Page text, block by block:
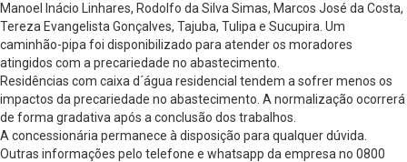
Manoel Inácio Linhares, Rodolfo da Silva Simas, Marcos José da Costa,
Tereza Evangelista Gonçalves, Tajuba, Tulipa e Sucupira. Um
caminhão-pipa foi disponibilizado para atender os moradores
atingidos com a precariedade no abastecimento.
Residências com caixa d´água residencial tendem a sofrer menos os
impactos da precariedade no abastecimento. A normalização ocorrerá
de forma gradativa após a conclusão dos trabalhos.
A concessionária permanece à disposição para qualquer dúvida.
Outras informações pelo telefone e whatsapp da empresa no 0800